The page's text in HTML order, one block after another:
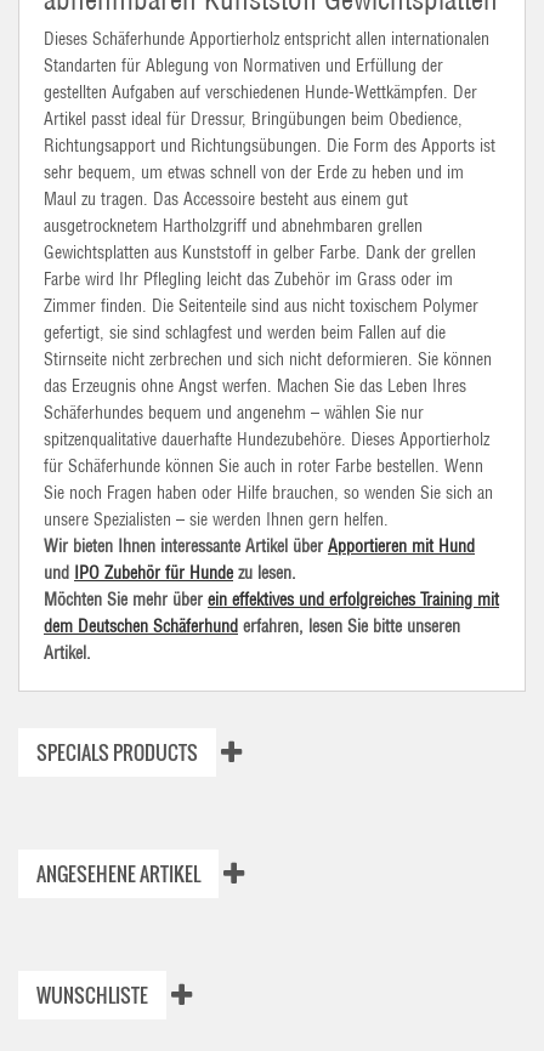
Dieses Schäferhunde Apportierholz entspricht allen internationalen
Standarten für Ablegung von Normativen und Erfüllung der
gestellten Aufgaben auf verschiedenen Hunde-Wettkämpfen. Der
Artikel passt ideal für Dressur, Bringübungen beim Obedience,
Richtungsapport und Richtungsübungen. Die Form des Apports ist
sehr bequem, um etwas schnell von der Erde zu heben und im
Maul zu tragen. Das Accessoire besteht aus einem gut
ausgetrocknetem Hartholzgriff und abnehmbaren grellen
Gewichtsplatten aus Kunststoff in gelber Farbe. Dank der grellen
Farbe wird Ihr Pflegling leicht das Zubehör im Grass oder im
Zimmer finden. Die Seitenteile sind aus nicht toxischem Polymer
gefertigt, sie sind schlagfest und werden beim Fallen auf die
Stirnseite nicht zerbrechen und sich nicht deformieren. Sie können
das Erzeugnis ohne Angst werfen. Machen Sie das Leben Ihres
Schäferhundes bequem und angenehm – wählen Sie nur
spitzenqualitative dauerhafte Hundezubehöre. Dieses Apportierholz
für Schäferhunde können Sie auch in roter Farbe bestellen. Wenn
Sie noch Fragen haben oder Hilfe brauchen, so wenden Sie sich an
unsere Spezialisten – sie werden Ihnen gern helfen.
Wir bieten Ihnen interessante Artikel über Apportieren mit Hund
und IPO Zubehör für Hunde zu lesen.
Möchten Sie mehr über ein effektives und erfolgreiches Training mit
dem Deutschen Schäferhund erfahren, lesen Sie bitte unseren
Artikel.
SPECIALS PRODUCTS
ANGESEHENE ARTIKEL
WUNSCHLISTE